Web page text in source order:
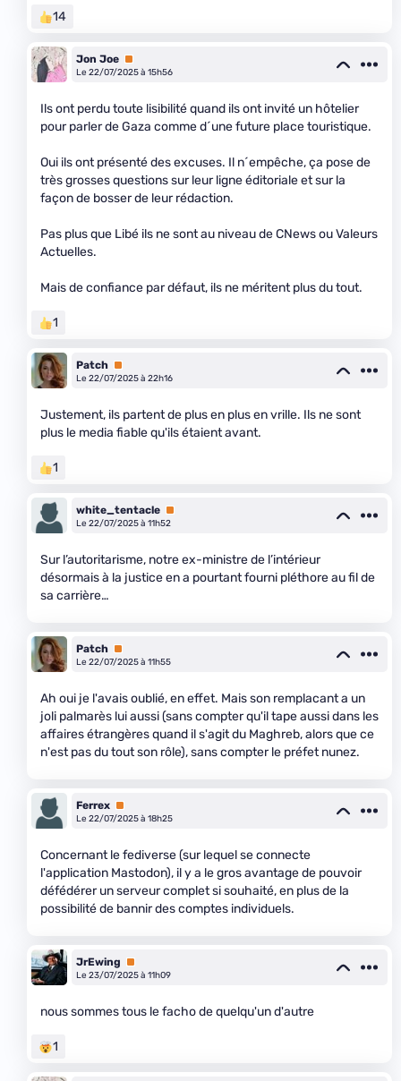
14
Jon Joe Premium
Le 22/07/2025 à 15h56
Ils ont perdu toute lisibilité quand ils ont invité un hôtelier
pour parler de Gaza comme d´une future place touristique.
Oui ils ont présenté des excuses. Il n´empêche, ça pose de
très grosses questions sur leur ligne éditoriale et sur la
façon de bosser de leur rédaction.
Pas plus que Libé ils ne sont au niveau de CNews ou Valeurs
Actuelles.
Mais de confiance par défaut, ils ne méritent plus du tout.
1
Patch Premium
Le 22/07/2025 à 22h16
Justement, ils partent de plus en plus en vrille. Ils ne sont
plus le media fiable qu'ils étaient avant.
1
white_tentacle Premium
Le 22/07/2025 à 11h52
Sur l’autoritarisme, notre ex-ministre de l’intérieur
désormais à la justice en a pourtant fourni pléthore au fil de
sa carrière…
Patch Premium
Le 22/07/2025 à 11h55
Ah oui je l'avais oublié, en effet. Mais son remplacant a un
joli palmarès lui aussi (sans compter qu'il tape aussi dans les
affaires étrangères quand il s'agit du Maghreb, alors que ce
n'est pas du tout son rôle), sans compter le préfet nunez.
Ferrex Premium
Le 22/07/2025 à 18h25
Concernant le fediverse (sur lequel se connecte
l'application Mastodon), il y a le gros avantage de pouvoir
défédérer un serveur complet si souhaité, en plus de la
possibilité de bannir des comptes individuels.
JrEwing
Premium
Le 23/07/2025 à 11h09
nous sommes tous le facho de quelqu'un d'autre
1